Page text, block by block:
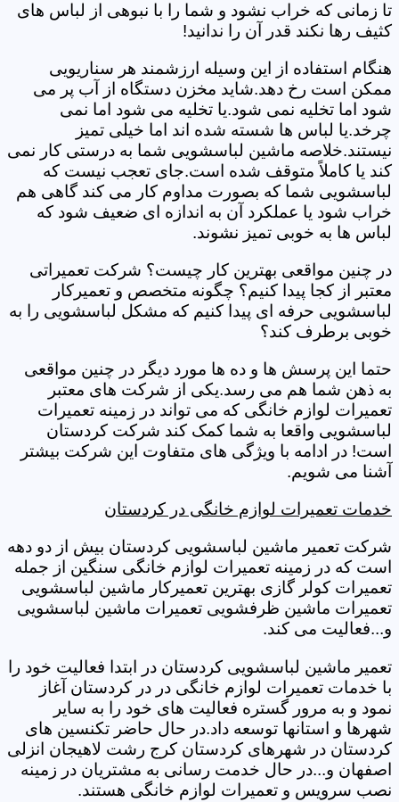
تا زمانی که خراب نشود و شما را با نبوهی از لباس های
کثیف رها نکند قدر آن را ندانید!
هنگام استفاده از این وسیله ارزشمند هر سناریویی
ممکن است رخ دهد.شاید مخزن دستگاه از آب پر می
شود اما تخلیه نمی شود.یا تخلیه می شود اما نمی
چرخد.یا لباس ها شسته شده اند اما خیلی تمیز
نیستند.خلاصه ماشین لباسشویی شما به درستی کار نمی
کند یا کاملاً متوقف شده است.جای تعجب نیست که
لباسشویی شما که بصورت مداوم کار می کند گاهی هم
خراب شود یا عملکرد آن به اندازه ای ضعیف شود که
لباس ها به خوبی تمیز نشوند.
در چنین مواقعی بهترین کار چیست؟ شرکت تعمیراتی
معتبر از کجا پیدا کنیم؟ چگونه متخصص و تعمیرکار
لباسشویی حرفه ای پیدا کنیم که مشکل لباسشویی را به
خوبی برطرف کند؟
حتما این پرسش ها و ده ها مورد دیگر در چنین مواقعی
به ذهن شما هم می رسد.یکی از شرکت های معتبر
تعمیرات لوازم خانگی که می تواند در زمینه تعمیرات
لباسشویی واقعا به شما کمک کند شرکت کردستان
است! در ادامه با ویژگی های متفاوت این شرکت بیشتر
آشنا می شویم.
خدمات تعمیرات لوازم خانگی در کردستان
شرکت تعمیر ماشین لباسشویی کردستان بیش از دو دهه
است که در زمینه تعمیرات لوازم خانگی سنگین از جمله
تعمیرات کولر گازی بهترین تعمیرکار ماشین لباسشویی
تعمیرات ماشین ظرفشویی تعمیرات ماشین لباسشویی
و...فعالیت می کند.
تعمیر ماشین لباسشویی کردستان در ابتدا فعالیت خود را
با خدمات تعمیرات لوازم خانگی در در کردستان آغاز
نمود و به مرور گستره فعالیت های خود را به سایر
شهرها و استانها توسعه داد.در حال حاضر تکنسین های
کردستان در شهرهای کردستان کرج رشت لاهیجان انزلی
اصفهان و...در حال خدمت رسانی به مشتریان در زمینه
نصب سرویس و تعمیرات لوازم خانگی هستند.